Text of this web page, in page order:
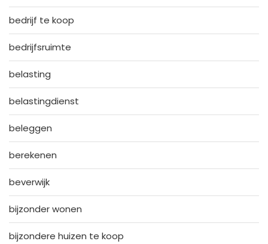
bedrijf te koop
bedrijfsruimte
belasting
belastingdienst
beleggen
berekenen
beverwijk
bijzonder wonen
bijzondere huizen te koop